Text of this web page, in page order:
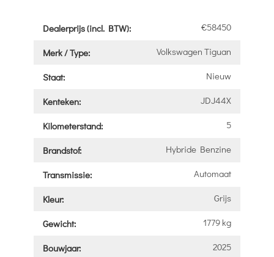
Dealerprijs (incl. BTW): €58450
Merk / Type: Volkswagen Tiguan
Staat: Nieuw
Kenteken: JDJ44X
Kilometerstand: 5
Brandstof: Hybride Benzine
Transmissie: Automaat
Kleur: Grijs
Gewicht: 1779 kg
Bouwjaar: 2025